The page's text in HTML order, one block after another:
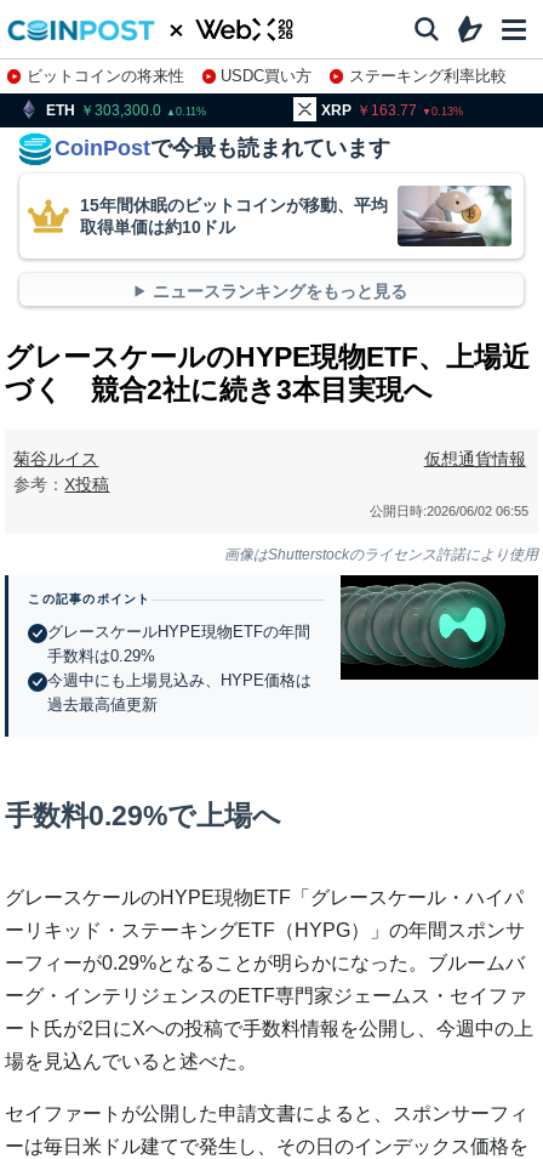
ビットコインの将来性 USDC買い方
ステーキング利率比較
株特集・関連銘柄
0.11 163.77 0.13
CoinPostで今最も読まれています
15年間休眠のビットコインが移動、平均
取得単価は約10ドル
ニュースランキングをもっと見る
グレースケールのHYPE現物ETF、上場近
づく 競合2社に続き3本目実現へ
菊谷ルイス
参考： X投稿
仮想通貨情報
公開日時:2026/06/02 06:55
画像はShutterstockのライセンス許諾により使用
この記事のポイント
グレースケールHYPE現物ETFの年間
手数料は0.29%
今週中にも上場見込み、HYPE価格は
過去最高値更新
手数料0.29%で上場へ
グレースケールのHYPE現物ETF「グレースケール・ハイパ
ーリキッド・ステーキングETF（HYPG）」の年間スポンサ
ーフィーが0.29%となることが明らかになった。ブルームバ
ーグ・インテリジェンスのETF専門家ジェームス・セイファ
ート氏が2日にXへの投稿で手数料情報を公開し、今週中の上
場を見込んでいると述べた。
セイファートが公開した申請文書によると、スポンサーフィ
ーは毎日米ドル建てで発生し、その日のインデックス価格を